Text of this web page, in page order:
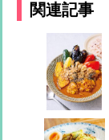
関連記事